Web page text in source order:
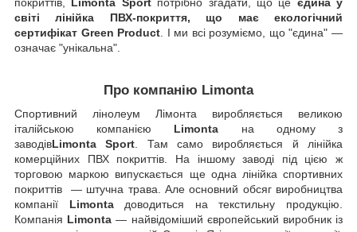
світі лінійка ПВХ-покриття, що має екологічний
сертифікат Green Product . І ми всі розуміємо, що "єдина" —
означає "унікальна".
Про компанію Limonta
Спортивний лінолеум Лімонта виробляється великою
італійською компанією Limonta на одному з
заводівLimontaSport. Там само виробляється й лінійка
комерційних ПВХ покриттів. На іншому заводі під цією ж
торговою маркою випускається ще одна лінійка спортивних
покриттів — штучна трава. Але основний обсяг виробництва
компанії Limontaдоводиться на текстильну продукцію.
Компанія Limonta — найвідоміший європейський виробник із